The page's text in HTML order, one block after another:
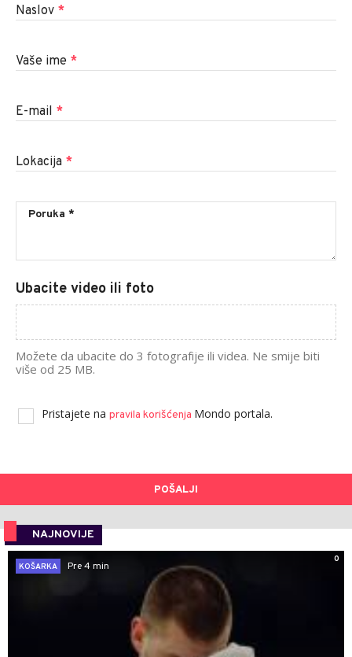
Naslov *
Vaše ime *
E-mail *
Lokacija *
Ubacite video ili foto
Možete da ubacite do 3 fotografije ili videa. Ne smije biti
više od 25 MB.
Pristajete na pravila korišćenja Mondo portala.
POŠALJI
NAJNOVIJE
0
KOŠARKA
Pre 4 min